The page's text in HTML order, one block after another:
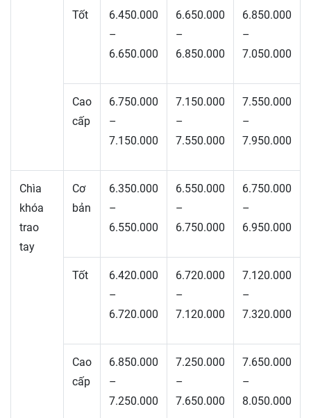
Tốt
6.450.000
–
6.650.000
6.650.000
–
6.850.000
6.850.000
–
7.050.000
Cao
cấp
6.750.000
–
7.150.000
7.150.000
–
7.550.000
7.550.000
–
7.950.000
Chìa
khóa
trao
tay
Cơ
bản
6.350.000
–
6.550.000
6.550.000
–
6.750.000
6.750.000
–
6.950.000
Tốt
6.420.000
–
6.720.000
6.720.000
–
7.120.000
7.120.000
–
7.320.000
Cao
cấp
6.850.000
–
7.250.000
7.250.000
–
7.650.000
7.650.000
–
8.050.000